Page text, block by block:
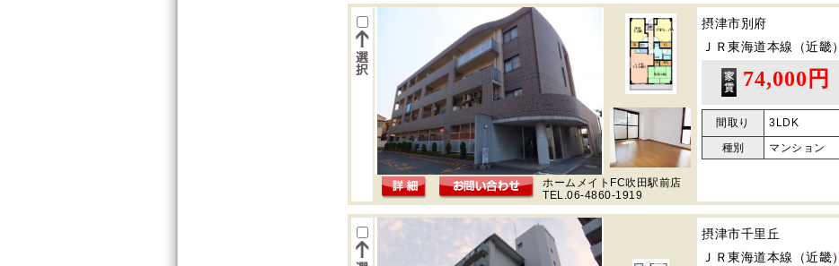
摂津市別府
ＪＲ東海道本線（近畿）
74,000円
間取り 3LDK
種別 マンション
ホームメイトFC吹田駅前店
TEL.06-4860-1919
摂津市千里丘
ＪＲ東海道本線（近畿）